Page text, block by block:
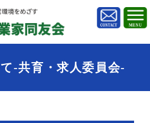
-共育・求人委員会-